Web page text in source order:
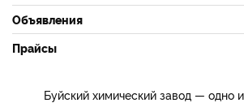
Объявления
Прайсы
Буйский химический завод — одно